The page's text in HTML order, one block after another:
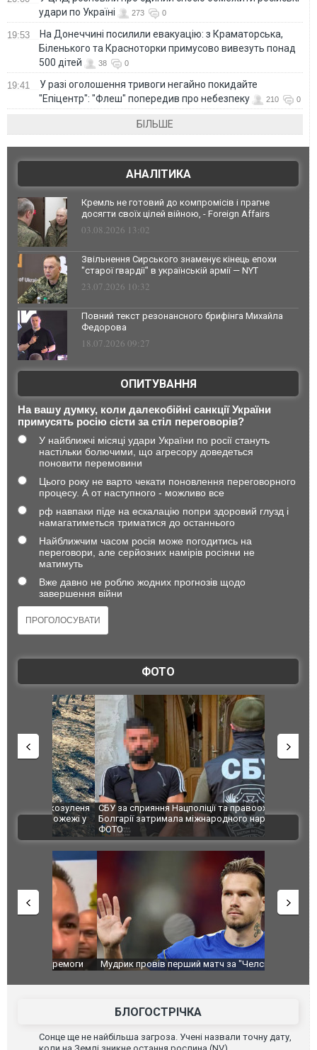
удари по Україні
273 0
19:53
На Донеччині посилили евакуацію: з Краматорська,
Біленького та Красноторки примусово вивезуть понад
500 дітей
38 0
19:41
У разі оголошення тривоги негайно покидайте
"Епіцентр": "Флеш" попередив про небезпеку
210 0
БІЛЬШЕ
АНАЛІТИКА
Кремль не готовий до компромісів і прагне
досягти своїх цілей війною, - Foreign Affairs
03.08.2026 13:02
Звільнення Сирського знаменує кінець епохи
"старої гвардії" в українській армії — NYT
23.07.2026 10:32
Повний текст резонансного брифінга Михайла
Федорова
18.07.2026 09:27
ОПИТУВАННЯ
На вашу думку, коли далекобійні санкції України
примусять росію сісти за стіл переговорів?
У найближчі місяці удари України по росії стануть
настільки болючими, що агресору доведеться
поновити перемовини
Цього року не варто чекати поновлення переговорного
процесу. А от наступного - можливо все
рф навпаки піде на ескалацію попри здоровий глузд і
намагатиметься триматися до останнього
Найближчим часом росія може погодитись на
переговори, але серйозних намірів росіяни не
матимуть
Вже давно не роблю жодних прогнозів щодо
завершення війни
ФОТО
пожежі у
СБУ за сприяння Нацполіції та правоохоронців
Болгарії затримала міжнародного наркобарона.
ФОТО
Росіяни
одна
ВІДЕО
Мудрик провів перший матч за "Челсі" після
під час
Франції
БЛОГОСТРІЧКА
Сонце ще не найбільша загроза. Учені назвали точну дату,